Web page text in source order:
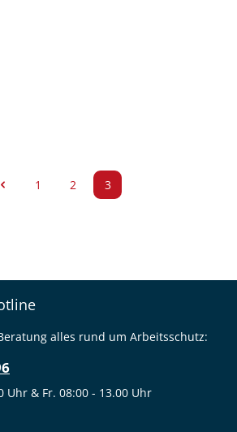
Seite
1 Seite
2 Seite
3
alles rund um Arbeitsschutz:
Uhr & Fr. 08:00 - 13.00 Uhr